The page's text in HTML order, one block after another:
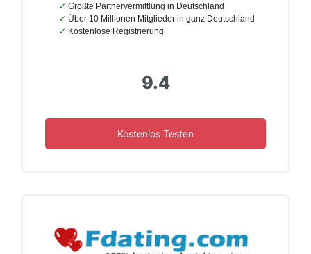
Größte Partnervermittlung in Deutschland
Über 10 Millionen Mitglieder in ganz Deutschland
Kostenlose Registrierung
9.4
Kostenlos Testen